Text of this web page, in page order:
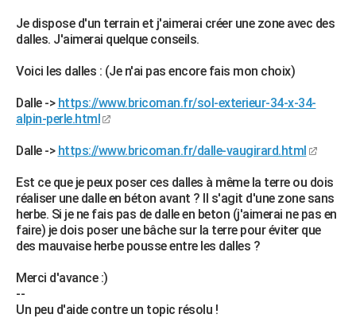
WEEK-END
Guides de France
Escapades
Patrimoine
Expositions
Musées
Week-end nature
+
Art de vivre
Bien-être
Loisirs
Mode
Modes de vie
Alimentation
Guide de la santé
Maladies
Médicaments
Sommeil
VOYAGE
Destinations
City break
Voyage nature
Voyage de noces
Forum
Climat
+PHOTO
GUIDES D'ACHAT
BONS PLANS
CARTE DE VOEUX
Carte de Noël
Carte Bonne année
Carte Saint-Valentin
Carte Pâques
Carte d'anniversaire
DICTIONNAIRE
Dictionnaire
Biographies
Citations
Expressions
Proverbes
PROGRAMME TV
Je dispose d'un terrain et j'aimerai créer une zone avec des
dalles. J'aimerai quelque conseils.
Voici les dalles : (Je n'ai pas encore fais mon choix)
Dalle -> https://www.bricoman.fr/sol-exterieur-34-x-34-
alpin-perle.html
Dalle -> https://www.bricoman.fr/dalle-vaugirard.html
Est ce que je peux poser ces dalles à même la terre ou dois
réaliser une dalle en béton avant ? Il s'agit d'une zone sans
herbe. Si je ne fais pas de dalle en beton (j'aimerai ne pas en
faire) je dois poser une bâche sur la terre pour éviter que
des mauvaise herbe pousse entre les dalles ?
Merci d'avance :)
--
Un peu d'aide contre un topic résolu !